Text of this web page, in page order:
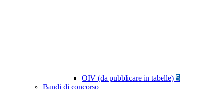
OIV (da pubblicare in tabelle) 5
Bandi di concorso